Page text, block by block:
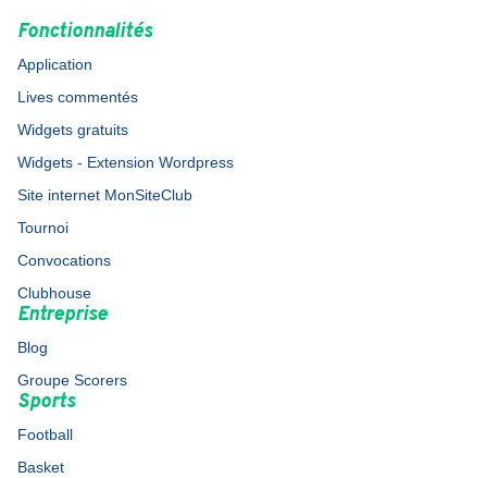
Fonctionnalités
Application
Lives commentés
Widgets gratuits
Widgets - Extension Wordpress
Site internet MonSiteClub
Tournoi
Convocations
Clubhouse
Entreprise
Blog
Groupe Scorers
Sports
Football
Basket